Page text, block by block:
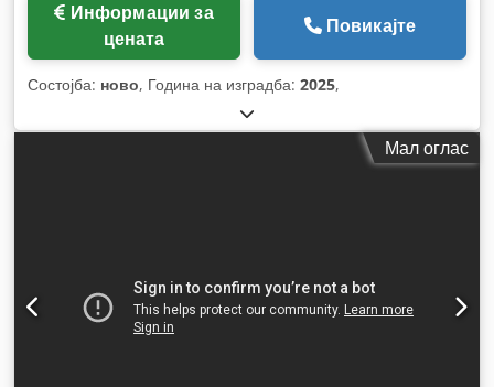
цената
Повикајте
Состојба: ново, Година на изградба: 2025,
Мал оглас